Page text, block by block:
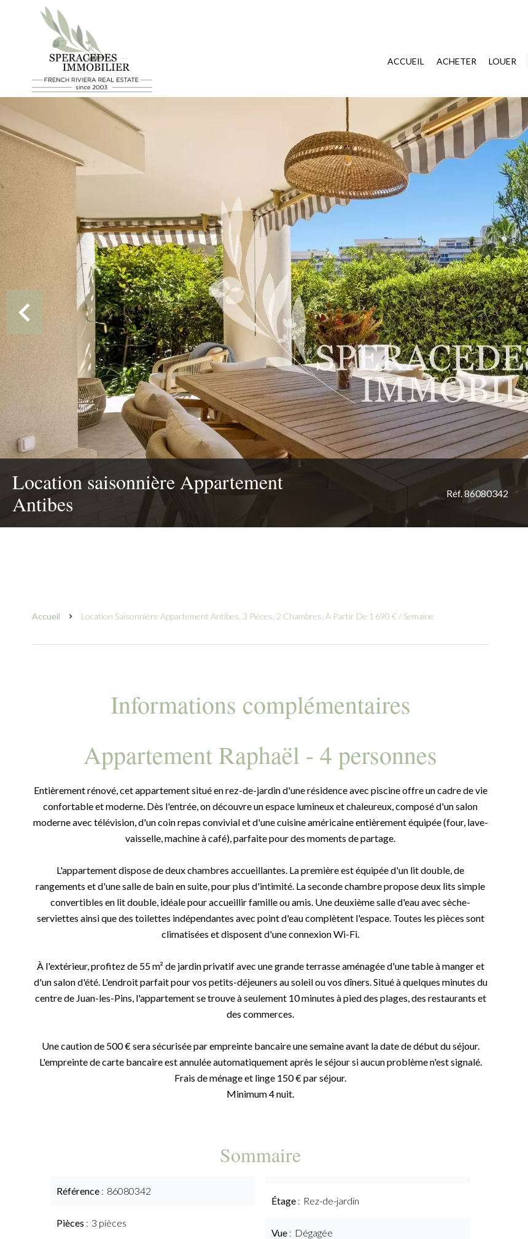
ACCUEIL ACHETER LOUER
Location saisonnière Appartement
Antibes
Réf. 86080342
Accueil Location Saisonnière Appartement Antibes, 3 Pièces, 2 Chambres, À Partir De 1 690 € / Semaine
Informations complémentaires
Appartement Raphaël - 4 personnes
Entièrement rénové, cet appartement situé en rez-de-jardin d'une résidence avec piscine offre un cadre de vie
confortable et moderne. Dès l'entrée, on découvre un espace lumineux et chaleureux, composé d'un salon
moderne avec télévision, d'un coin repas convivial et d'une cuisine américaine entièrement équipée (four, lave-
vaisselle, machine à café), parfaite pour des moments de partage.
L'appartement dispose de deux chambres accueillantes. La première est équipée d'un lit double, de
rangements et d'une salle de bain en suite, pour plus d'intimité. La seconde chambre propose deux lits simple
convertibles en lit double, idéale pour accueillir famille ou amis. Une deuxième salle d'eau avec sèche-
serviettes ainsi que des toilettes indépendantes avec point d'eau complètent l'espace. Toutes les pièces sont
climatisées et disposent d'une connexion Wi-Fi.
À l'extérieur, profitez de 55 m² de jardin privatif avec une grande terrasse aménagée d'une table à manger et
d'un salon d'été. L'endroit parfait pour vos petits-déjeuners au soleil ou vos dîners. Situé à quelques minutes du
centre de Juan-les-Pins, l'appartement se trouve à seulement 10 minutes à pied des plages, des restaurants et
des commerces.
Une caution de 500 € sera sécurisée par empreinte bancaire une semaine avant la date de début du séjour.
L'empreinte de carte bancaire est annulée automatiquement après le séjour si aucun problème n'est signalé.
Frais de ménage et linge 150 € par séjour.
Minimum 4 nuit.
Sommaire
Référence 86080342
Pièces 3 pièces
Étage Rez-de-jardin
Vue Dégagée